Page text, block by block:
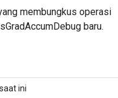
membungkus operasi
baru.
ini